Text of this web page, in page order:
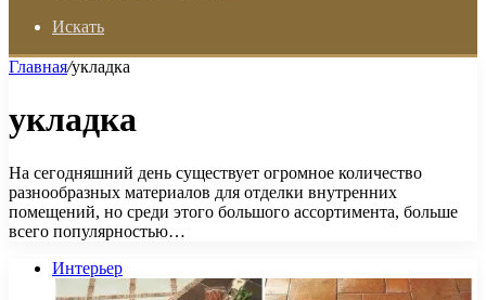
Искать
Главная/укладка
укладка
На сегодняшний день существует огромное количество
разнообразных материалов для отделки внутренних
помещений, но среди этого большого ассортимента, больше
всего популярностью…
Интерьер